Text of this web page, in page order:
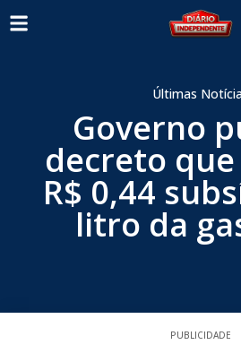
Últimas
Governo
decreto
R$ 0,44
litro da
PUBLICIDADE